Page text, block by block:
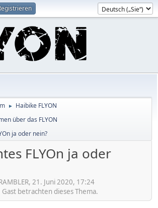
► Haibike FLYON
über das FLYON
ja oder nein?
FLYOn ja oder
21. Juni 2020, 17:24
betrachten dieses Thema.